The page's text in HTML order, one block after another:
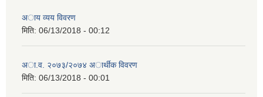
अाय व्यय विवरण
मिति: 06/13/2018 - 00:12
अा.व. २०७३/२०७४ अार्थीक विवरण
मिति: 06/13/2018 - 00:01